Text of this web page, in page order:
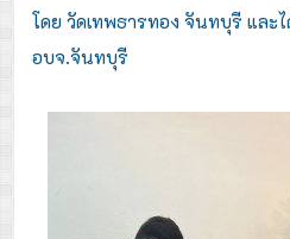
โดย วัดเทพธารทอง จันทบุรี และ
อบจ.จันทบุรี